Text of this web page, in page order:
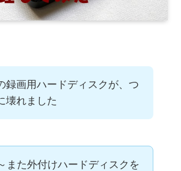
録画用ハードディスクが、つ
壊れました
また外付けハードディスクを